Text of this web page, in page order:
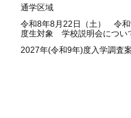
通学区域
令和8年8月22日（土） 令
度生対象 学校説明会につい
2027年(令和9年)度入学調査